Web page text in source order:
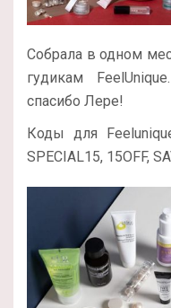
Собрала в одном
гудикам
спасибо Лере!
Коды для
SPECIAL15, 15OFF,